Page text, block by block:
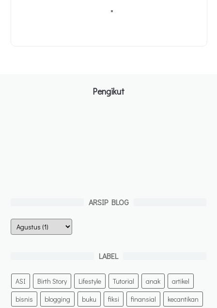
Pengikut
ARSIP BLOG
LABEL
ASI Birth Story Lifestyle Tutorial anak
artikel
bisnis
blogging buku fiksi finansial
kecantikan